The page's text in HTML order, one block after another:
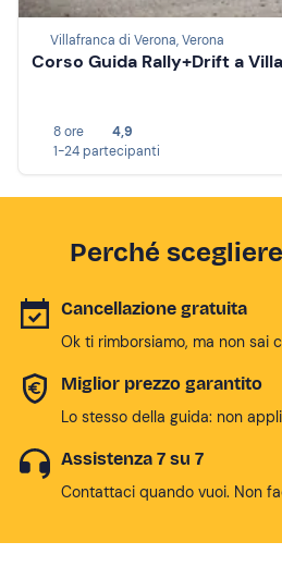
Villafranca di Verona, Verona
Corso Guida Rally+Drift a
8 ore
4,9
1-24 partecipanti
Perché
Cancellazione gratuita
Ok ti rimborsiamo, ma non sai
Miglior prezzo garantito
Lo stesso della guida: non
Assistenza 7 su 7
Contattaci quando vuoi. Non